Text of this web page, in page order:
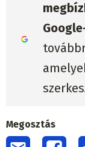
Megosztás